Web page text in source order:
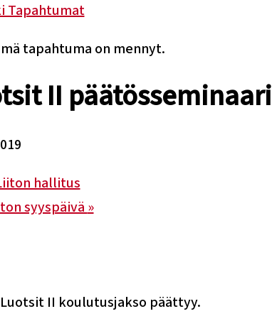
Tapahtumat
tapahtuma on mennyt.
II päätösseminaari
hallitus
syyspäivä »
Luotsit II koulutusjakso päättyy.